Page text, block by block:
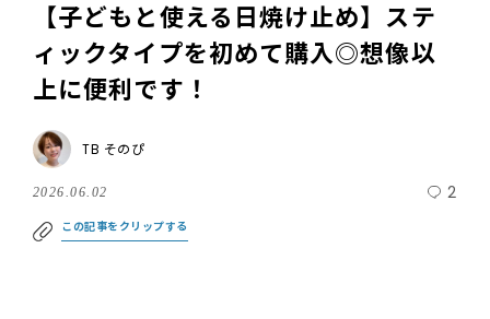
【子どもと使える日焼け止め】ステ
ィックタイプを初めて購入◎想像以
上に便利です！
TB そのぴ
2026.06.02 2
この記事をクリップする